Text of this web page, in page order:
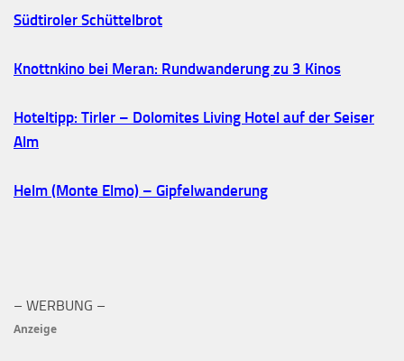
Südtiroler Schüttelbrot
Knottnkino bei Meran: Rundwanderung zu 3 Kinos
Hoteltipp: Tirler – Dolomites Living Hotel auf der Seiser
Alm
Helm (Monte Elmo) – Gipfelwanderung
– WERBUNG –
Anzeige